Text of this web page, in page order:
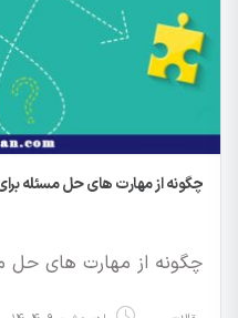
چگونه از مهارت های حل مسئله
چگونه از مهارت های حل